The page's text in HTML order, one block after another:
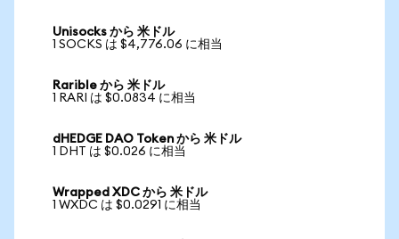
Unisocks から 米ドル
1 SOCKS は $4,776.06 に相当
Rarible から 米ドル
1 RARI は $0.0834 に相当
dHEDGE DAO Token から 米ドル
1 DHT は $0.026 に相当
Wrapped XDC から 米ドル
1 WXDC は $0.0291 に相当